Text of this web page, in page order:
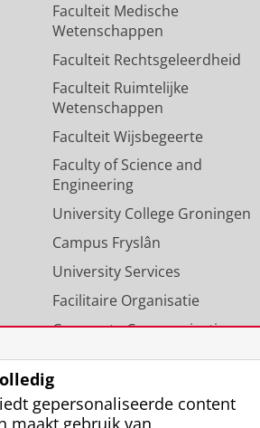
Faculteit Medische
Wetenschappen
Faculteit Rechtsgeleerdheid
Faculteit Ruimtelijke
Wetenschappen
Faculteit Wijsbegeerte
Faculty of Science and
Engineering
University College Groningen
Campus Fryslân
University Services
Facilitaire Organisatie
Corporate Communicatie
Agenda
gepersonaliseerde content
maakt gebruik van